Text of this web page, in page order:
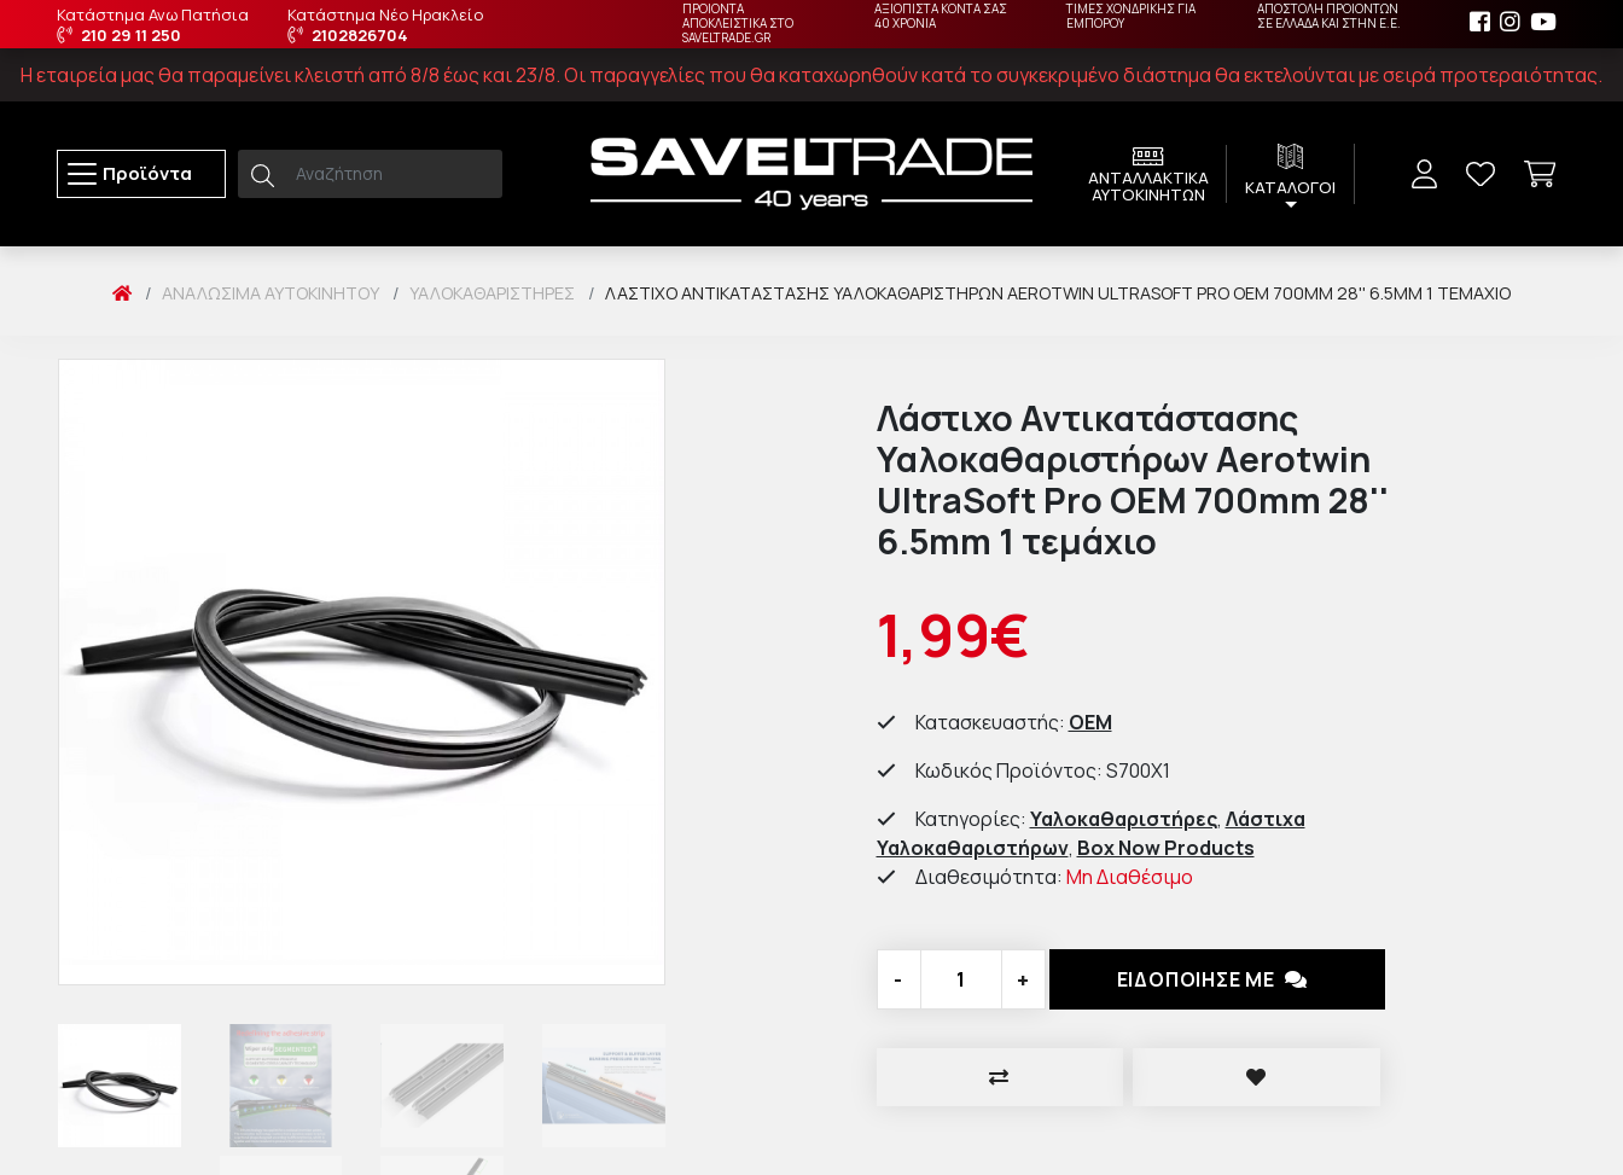
Κατάστημα Ανω Πατήσια
210 29 11 250
Κατάστημα Νέο Ηρακλείο
2102826704
ΠΡΟΙΟΝΤΑ
ΑΠΟΚΛΕΙΣΤΙΚΑ ΣΤΟ
SAVELTRADE.GR
ΑΞΙΟΠΙΣΤΑ ΚΟΝΤΑ ΣΑΣ
40 ΧΡΟΝΙΑ
ΤΙΜΕΣ ΧΟΝΔΡΙΚΗΣ ΓΙΑ
ΕΜΠΟΡΟΥ
ΑΠΟΣΤΟΛΗ ΠΡΟΙΟΝΤΩΝ
ΣΕ ΕΛΛΑΔΑ ΚΑΙ ΣΤΗΝ Ε.Ε.
Η εταιρεία μας θα παραμείνει κλειστή από 8/8 έως και 23/8. Οι παραγγελίες που θα καταχωρηθούν κατά το συγκεκριμένο διάστημα θα εκτελούνται με σειρά προτεραιότητας.
Προϊόντα ΑΝΤΑΛΛΑΚΤΙΚΑ
ΑΥΤΟΚΙΝΗΤΩΝ ΚΑΤΑΛΟΓΟΙ
ΑΝΑΛΏΣΙΜΑ ΑΥΤΟΚΙΝΉΤΟΥ ΥΑΛΟΚΑΘΑΡΙΣΤΉΡΕΣ ΛΆΣΤΙΧΟ ΑΝΤΙΚΑΤΆΣΤΑΣΗΣ ΥΑΛΟΚΑΘΑΡΙΣΤΉΡΩΝ AEROTWIN ULTRASOFT PRO OEM 700MM 28'' 6.5MM 1 ΤΕΜΆΧΙΟ
Λάστιχο Αντικατάστασης
Υαλοκαθαριστήρων Aerotwin
UltraSoft Pro OEM 700mm 28''
6.5mm 1 τεμάχιο
1,99€
Κατασκευαστής: OEM
Κωδικός Προϊόντος: S700X1
Κατηγορίες: Υαλοκαθαριστήρες, Λάστιχα
Υαλοκαθαριστήρων, Box Now Products
Διαθεσιμότητα: Μη Διαθέσιμο
- + ΕΙΔΟΠΟΙΗΣΕ ΜΕ